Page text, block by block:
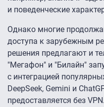
и поведенческие
Однако многие
доступа к зарубежным
решения предлагают и
"Мегафон" и "Билайн"
с интеграцией
DeepSeek, Gemini и
предоставляется без